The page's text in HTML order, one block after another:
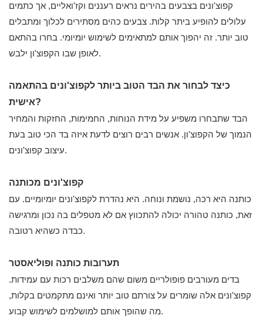
קפוצ'ונים בצבעים בהירים נראים רעננים וקז'ואליים, אך כתמים
עלולים להופיע ביתר קלות. צבעים כהים מסתירים לכלוך ומתבלים
טוב יותר. זה יהפוך אותם למתאימים לשימוש יומיומי. בחרו בהתאם
לאופן שבו הקפוצ'ון ילבש.
כיצד לבחור את הבד הטוב ביותר לקפוצ'ונים בהתאמה
אישית?
הבד שתבחרו משפיע על מידת הנוחות, החמימות, החזקות והמחיר
הנמוך של הקפוצ'ון. אנשים רבים רוצים לדעת איזה בד הכי טוב בעת
עיצוב קפוצ'ונים.
קפוצ'ונים מכותנה
כותנה היא רכה, נושמת ונוחה. היא נהדרת לקפוצ'ונים יומיומיים. עם
זאת, כותנה טהורה יכולה להתכווץ אם לא מטפלים בה נכון ומרגישה
כבדה כשהיא רטובה.
תערובות כותנה ופוליאסטר
בדים מעורבים פופולריים משום שהם משלבים רכות עם עמידות.
קפוצ'ונים אלה שומרים על צורתם טוב יותר ואינם מתקמטים בקלות,
מה שהופך אותם למושלמים לשימוש קבוע.